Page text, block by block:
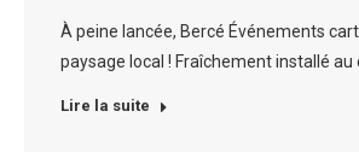
À peine lancée, Bercé Événements
paysage local ! Fraîchement installé au
Lire la suite